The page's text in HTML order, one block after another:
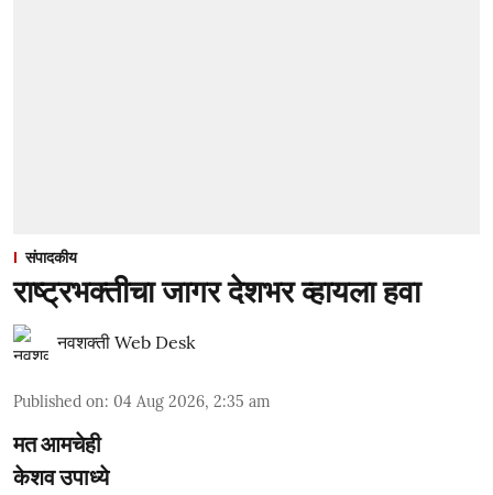
संपादकीय
राष्ट्रभक्तीचा जागर देशभर व्हायला हवा
नवशक्ती Web Desk
Published on: 04 Aug 2026, 2:35 am
मत आमचेही
केशव उपाध्ये